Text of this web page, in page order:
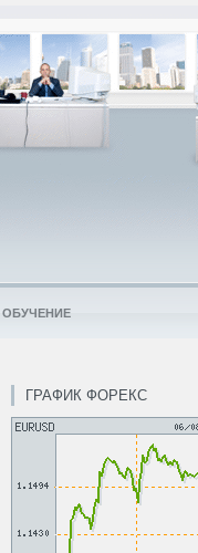
ГРАФИК ФОРЕКС
ОБУЧЕНИЕ